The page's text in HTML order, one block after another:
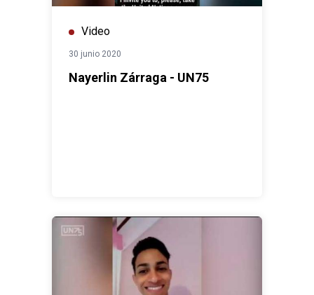
Video
30 junio 2020
Nayerlin Zárraga - UN75